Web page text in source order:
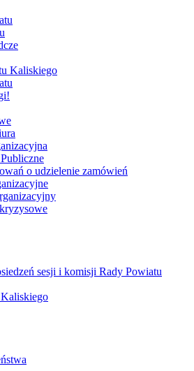
Kaliskiego
o udzielenie zamówień
sesji i komisji Rady Powiatu